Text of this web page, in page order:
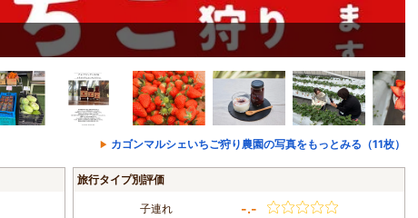
カゴンマルシェいちご狩り農園の写真をもっとみる（11枚）
旅行タイプ別評価
子連れ -.-